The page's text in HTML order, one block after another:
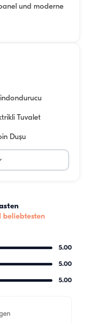
und moderne
Tuvalet
Duşu
beliebtesten
5.00
5.00
5.00